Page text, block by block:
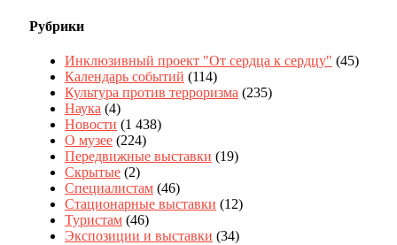
Рубрики
Инклюзивный проект "От сердца к сердцу" (45)
Календарь событий (114)
Культура против терроризма (235)
Наука (4)
Новости (1 438)
О музее (224)
Передвижные выставки (19)
Скрытые (2)
Специалистам (46)
Стационарные выставки (12)
Туристам (46)
Экспозиции и выставки (34)